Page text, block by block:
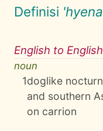
Definisi
English to English
noun
1doglike
and southern
on carrion